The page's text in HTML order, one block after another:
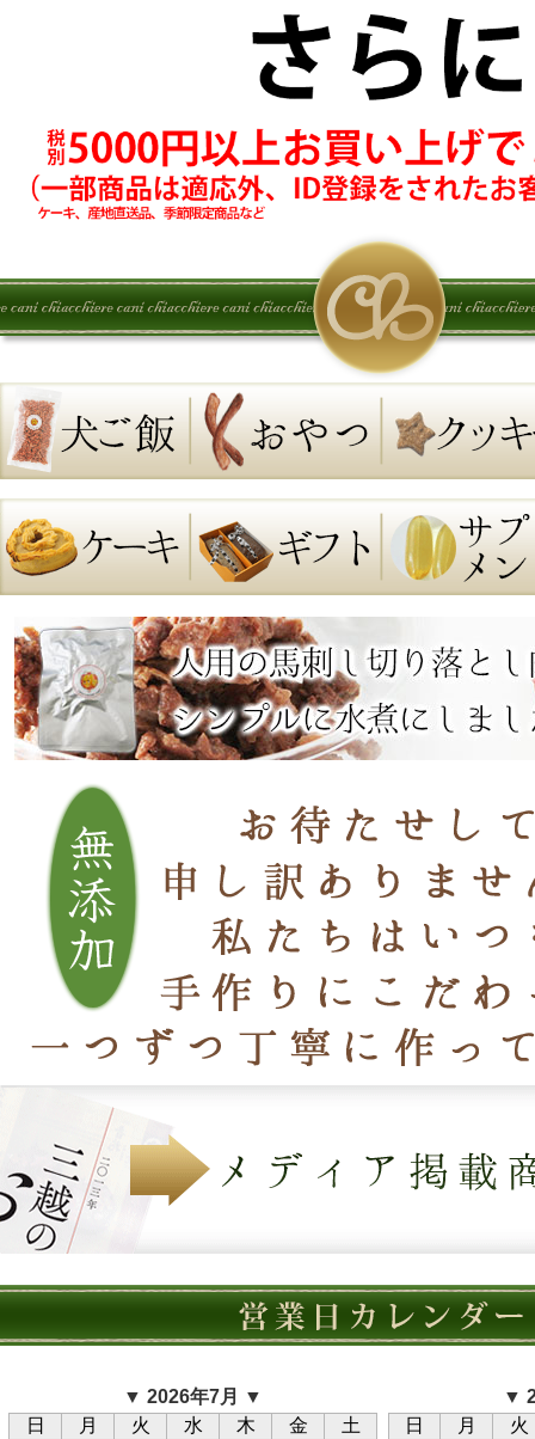
▼ 2026年7月 ▼
日
月 火 水 木 金
土
▼
日
月 火